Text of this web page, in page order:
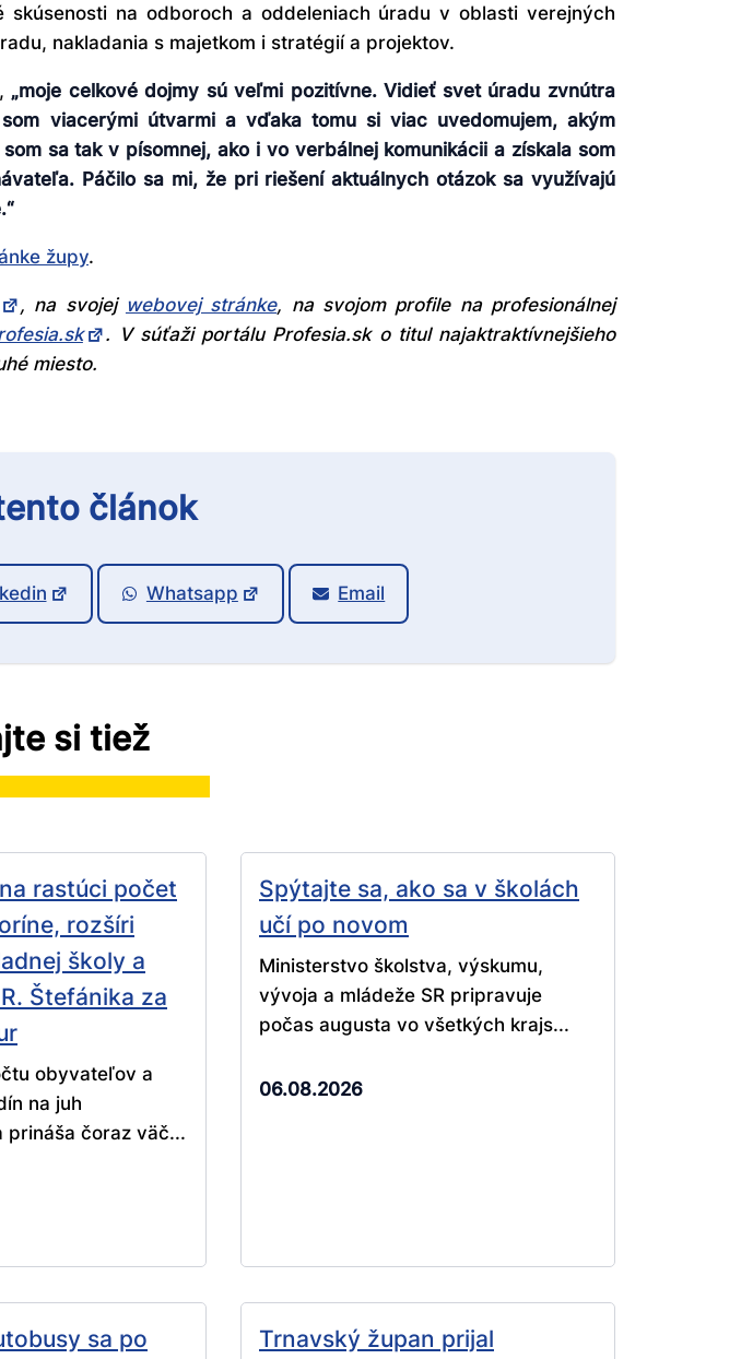
na odboroch a oddeleniach úradu v oblasti verejných
nakladania s majetkom i stratégií a projektov.
„moje celkové dojmy sú veľmi pozitívne. Vidieť svet úradu zvnútra
viacerými útvarmi a vďaka tomu si viac uvedomujem, akým
sa tak v písomnej, ako i vo verbálnej komunikácii a získala som
Páčilo sa mi, že pri riešení aktuálnych otázok sa využívajú
župy.
, na svojej webovej stránke, na svojom profile na profesionálnej
. V súťaži portálu Profesia.sk o titul najaktraktívnejšieho
miesto.
článok
Whatsapp Email
si tiež
rastúci počet
rozšíri
školy a
Štefánika za
obyvateľov a
na juh
prináša čoraz väč...
Spýtajte sa, ako sa v školách
učí po novom
Ministerstvo školstva, výskumu,
vývoja a mládeže SR pripravuje
počas augusta vo všetkých krajs...
06.08.2026
sa po
Trnavský župan prijal